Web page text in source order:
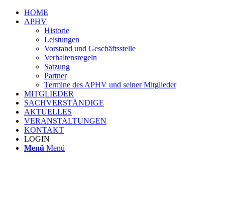
HOME
APHV
Historie
Leistungen
Vorstand und Geschäftsstelle
Verhaltensregeln
Satzung
Partner
Termine des APHV und seiner Mitglieder
MITGLIEDER
SACHVERSTÄNDIGE
AKTUELLES
VERANSTALTUNGEN
KONTAKT
LOGIN
Menü Menü